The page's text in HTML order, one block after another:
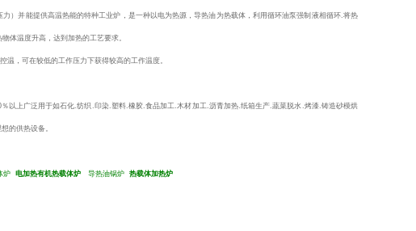
）并能提供高温热能的特种工业炉，是一种以电为热源，导热油为热载体，利用循环油泵强制液相循环.将热
体温度升高，达到加热的工艺要求。
，可在较低的工作压力下获得较高的工作温度。
以上广泛用于如石化.纺织.印染.塑料.橡胶.食品加工.木材加工.沥青加热.纸箱生产.蔬菜脱水.烤漆.铸造砂模烘
的供热设备。
炉 电加热有机热载体炉 导热油锅炉 热载体加热炉